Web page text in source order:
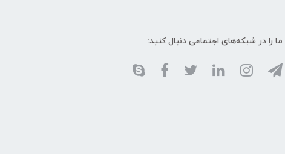
ما را در شبکه‌های اجتماعی دنبال کنید: